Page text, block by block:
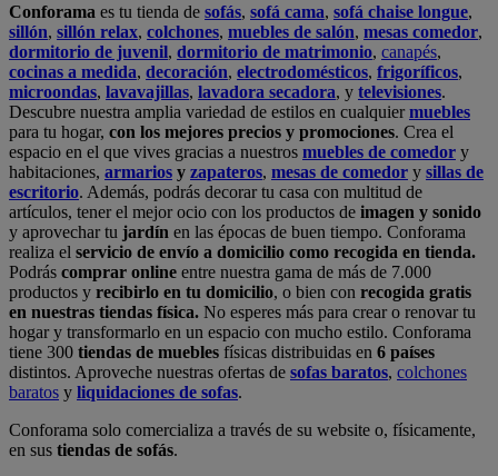
Conforama es tu tienda de sofás, sofá cama, sofá chaise longue,
sillón, sillón relax, colchones, muebles de salón, mesas comedor,
dormitorio de juvenil, dormitorio de matrimonio, canapés,
cocinas a medida, decoración, electrodomésticos, frigoríficos,
microondas, lavavajillas, lavadora secadora, y televisiones.
Descubre nuestra amplia variedad de estilos en cualquiermuebles
para tu hogar, con los mejores precios y promociones. Crea el
espacio en el que vives gracias a nuestros muebles de comedor y
habitaciones, armarios y zapateros, mesas de comedor y sillas de
escritorio. Además, podrás decorar tu casa con multitud de
artículos, tener el mejor ocio con los productos de imagen y sonido
y aprovechar tu jardín en las épocas de buen tiempo. Conforama
realiza el servicio de envío a domicilio como recogida en tienda.
Podrás comprar online entre nuestra gama de más de 7.000
productos y recibirlo en tu domicilio, o bien con recogida gratis
en nuestras tiendas física. No esperes más para crear o renovar tu
hogar y transformarlo en un espacio con mucho estilo. Conforama
tiene 300 tiendas de muebles físicas distribuidas en 6 países
distintos. Aproveche nuestras ofertas de sofas baratos, colchones
baratos y liquidaciones de sofas.
Conforama solo comercializa a través de su website o, físicamente,
en sus tiendas de sofás.